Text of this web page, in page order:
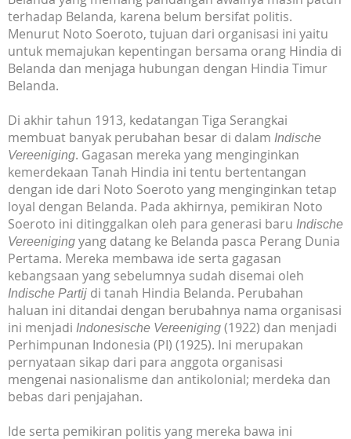
terhadap Belanda, karena belum bersifat politis.
Menurut Noto Soeroto, tujuan dari organisasi ini yaitu
untuk memajukan kepentingan bersama orang Hindia di
Belanda dan menjaga hubungan dengan Hindia Timur
Belanda.
Di akhir tahun 1913, kedatangan Tiga Serangkai
membuat banyak perubahan besar di dalam Indische
Vereeniging. Gagasan mereka yang menginginkan
kemerdekaan Tanah Hindia ini tentu bertentangan
dengan ide dari Noto Soeroto yang menginginkan tetap
loyal dengan Belanda. Pada akhirnya, pemikiran Noto
Soeroto ini ditinggalkan oleh para generasi baru Indische
Vereeniging yang datang ke Belanda pasca Perang Dunia
Pertama. Mereka membawa ide serta gagasan
kebangsaan yang sebelumnya sudah disemai oleh
Indische Partij di tanah Hindia Belanda. Perubahan
haluan ini ditandai dengan berubahnya nama organisasi
ini menjadi Indonesische Vereeniging (1922) dan menjadi
Perhimpunan Indonesia (PI) (1925). Ini merupakan
pernyataan sikap dari para anggota organisasi
mengenai nasionalisme dan antikolonial; merdeka dan
bebas dari penjajahan.
Ide serta pemikiran politis yang mereka bawa ini